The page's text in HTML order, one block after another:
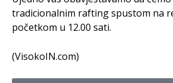
tradicionalnim rafting spustom na
početkom u 12.00 sati.
(VisokoIN.com)